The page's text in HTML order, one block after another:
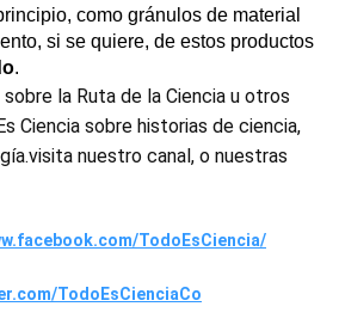
si se quiere, de estos productos
.
la Ruta de la Ciencia u otros
Ciencia sobre historias de ciencia,
nuestro canal, o nuestras
TodoEsCiencia/
TodoEsCienciaCo